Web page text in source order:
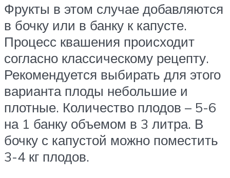
Фрукты в этом случае добавляются
в бочку или в банку к капусте.
Процесс квашения происходит
согласно классическому рецепту.
Рекомендуется выбирать для этого
варианта плоды небольшие и
плотные. Количество плодов – 5-6
на 1 банку объемом в 3 литра. В
бочку с капустой можно поместить
3-4 кг плодов.